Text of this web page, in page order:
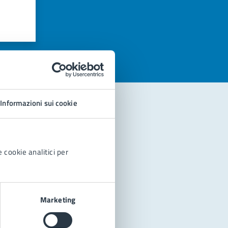
Informazioni sui cookie
cookie analitici per
Marketing